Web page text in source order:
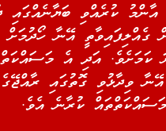
ކުރެއްވި ބަޔާނެއްގައި
ގެއްލިފައިވާތީ އޭނާ
އަދި އެ
ވިދާޅުވި ގޮތުގައި
ކުރާނެ އެވެ.